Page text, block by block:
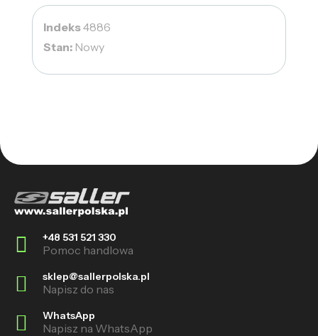
Indeks4886
Stan: Nowy
+48 531 521 330
Pomoc handlowa
sklep@sallerpolska.pl
Napisz do nas
WhatsApp
Napisz na WhatsApp